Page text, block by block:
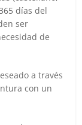
días del
ser
de
a través
con un